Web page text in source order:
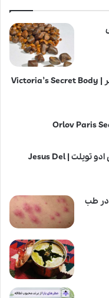
بادی اسپلش ویکتوریا سکرت جاسمین نویر | Victoria’s Secret Body
عطر ادکلن جسوس دل پوزو عربین نایتس ادو تویلت | Jesus Del
در طب